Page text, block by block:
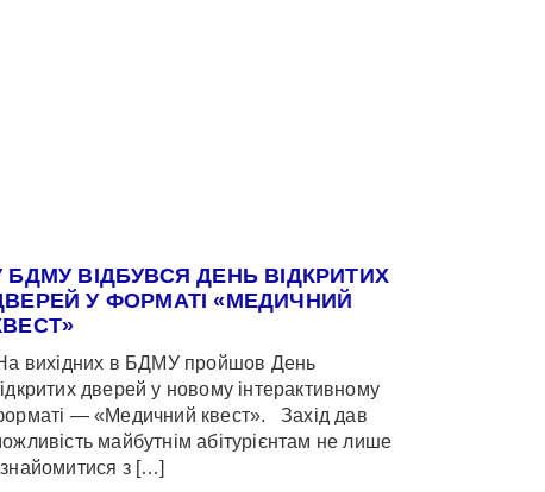
БДМУ ВІДБУВСЯ ДЕНЬ ВІДКРИТИХ
У ФОРМАТІ «МЕДИЧНИЙ
вихідних в БДМУ пройшов День
дверей у новому інтерактивному
— «Медичний квест». Захід дав
майбутнім абітурієнтам не лише
з […]